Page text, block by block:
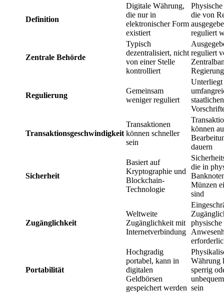
Definition
Digitale Währung,
die nur in
elektronischer Form
existiert
die von
reguliert
Zentrale Behörde
Typisch
dezentralisiert, nicht
von einer Stelle
kontrolliert
reguliert
Regulierung
Gemeinsam
weniger reguliert
Unterliegt
staatlichen
Transaktionsgeschwindigkeit
Transaktionen
können schneller
sein
können
dauern
Sicherheit
Basiert auf
Kryptographie und
Blockchain-
Technologie
die in
Münzen
sind
Zugänglichkeit
Weltweite
Zugänglichkeit mit
Internetverbindung
physische
Portabilität
Hochgradig
portabel, kann in
digitalen
Geldbörsen
gespeichert werden
Währung
sperrig
sein